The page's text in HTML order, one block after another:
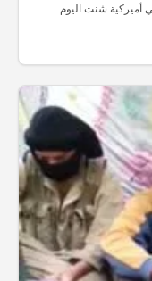
أميركية شنت اليوم